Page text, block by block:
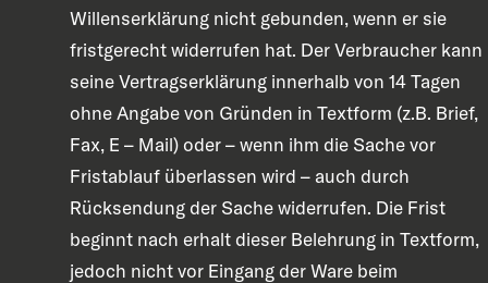
Willenserklärung nicht gebunden, wenn er sie
fristgerecht widerrufen hat. Der Verbraucher kann
seine Vertragserklärung innerhalb von 14 Tagen
ohne Angabe von Gründen in Textform (z.B. Brief,
Fax, E – Mail) oder – wenn ihm die Sache vor
Fristablauf überlassen wird – auch durch
Rücksendung der Sache widerrufen. Die Frist
beginnt nach erhalt dieser Belehrung in Textform,
jedoch nicht vor Eingang der Ware beim